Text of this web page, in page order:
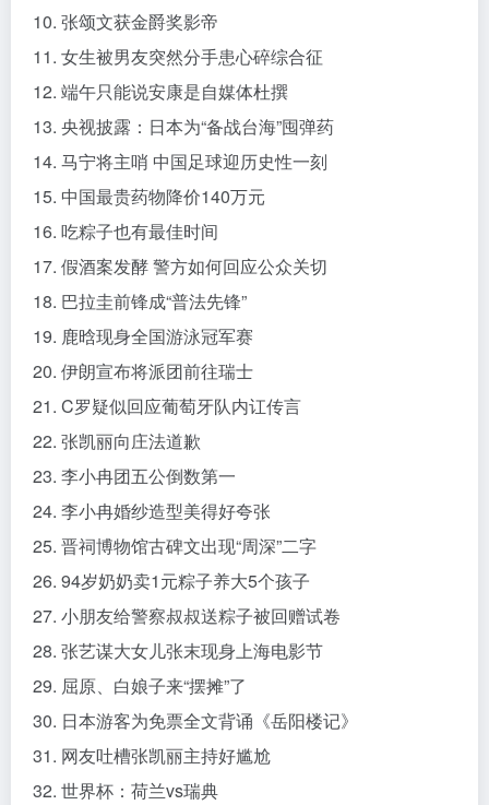
10. 张颂文获金爵奖影帝
11. 女生被男友突然分手患心碎综合征
12. 端午只能说安康是自媒体杜撰
13. 央视披露：日本为“备战台海”囤弹药
14. 马宁将主哨 中国足球迎历史性一刻
15. 中国最贵药物降价140万元
16. 吃粽子也有最佳时间
17. 假酒案发酵 警方如何回应公众关切
18. 巴拉圭前锋成“普法先锋”
19. 鹿晗现身全国游泳冠军赛
20. 伊朗宣布将派团前往瑞士
21. C罗疑似回应葡萄牙队内讧传言
22. 张凯丽向庄法道歉
23. 李小冉团五公倒数第一
24. 李小冉婚纱造型美得好夸张
25. 晋祠博物馆古碑文出现“周深”二字
26. 94岁奶奶卖1元粽子养大5个孩子
27. 小朋友给警察叔叔送粽子被回赠试卷
28. 张艺谋大女儿张末现身上海电影节
29. 屈原、白娘子来“摆摊”了
30. 日本游客为免票全文背诵《岳阳楼记》
31. 网友吐槽张凯丽主持好尴尬
32. 世界杯：荷兰vs瑞典